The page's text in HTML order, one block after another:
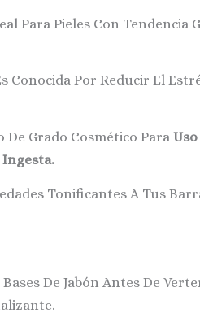
Para Pieles Con
Conocida Por Reducir El
De Grado Cosmético Para
Ingesta.
Tonificantes A Tus
De Jabón Antes De